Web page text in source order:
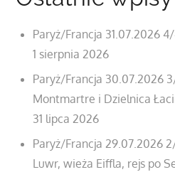
Paryż/Francja 31.07.2026
1 sierpnia 2026
Paryż/Francja 30.07.2026
Montmartre i Dzielnica
31 lipca 2026
Paryż/Francja 29.07.2026
Luwr, wieża Eiffla, rejs po